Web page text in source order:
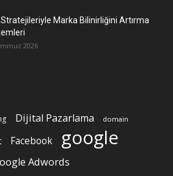
Stratejileriyle Marka Bilinirliğini Artırma
2026
Dijital Pazarlama domain
Facebook google
Adwords